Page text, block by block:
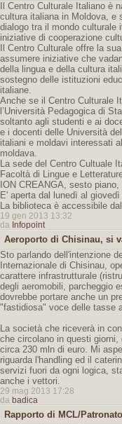
Il Centro Culturale Italiano è
cultura italiana in Moldova, e
dialogo tra il mondo culturale
iniziative di cooperazione
Il Centro Culturale offre la
assumere iniziative che
della lingua e della cultura
sostegno delle istituzioni
italiane.
Anche se il Centro Culturale
l’Università Pedagogica di
soltanto agli studenti e ai
e i docenti delle Università
italiani e moldavi interessati
moldava.
La sede del Centro Cultuale
Facoltà di Lingue e
ION CREANGA, sesto piano,
E' aperta dal lunedì al
La biblioteca è accessibile
19 gen 2013 13:32
da Infopoint
Aeroporto di Chisinau, si
Sto parlando dell'intenzione
Internazionale di Chisinau,
carattere infrastrutturale
degli aeromobili, parcheggio
dovrebbe portare anche un
"fastidiosa" voce delle tasse
La società che riceverà in
che circolano in questi giorni,
circa 230 mln di euro. Mi
riguarda l'handling ed il
servizi fuori da ogni logica,
anche i vettori.
29 mag 2013 17:28
da badica
Rapporto di MCL/